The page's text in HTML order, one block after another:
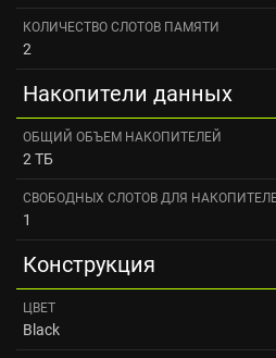
КОЛИЧЕСТВО СЛОТОВ ПАМЯТИ
2
Накопители данных
ОБЩИЙ ОБЪЕМ НАКОПИТЕЛЕЙ
2 ТБ
СВОБОДНЫХ СЛОТОВ ДЛЯ
1
Конструкция
ЦВЕТ
Black